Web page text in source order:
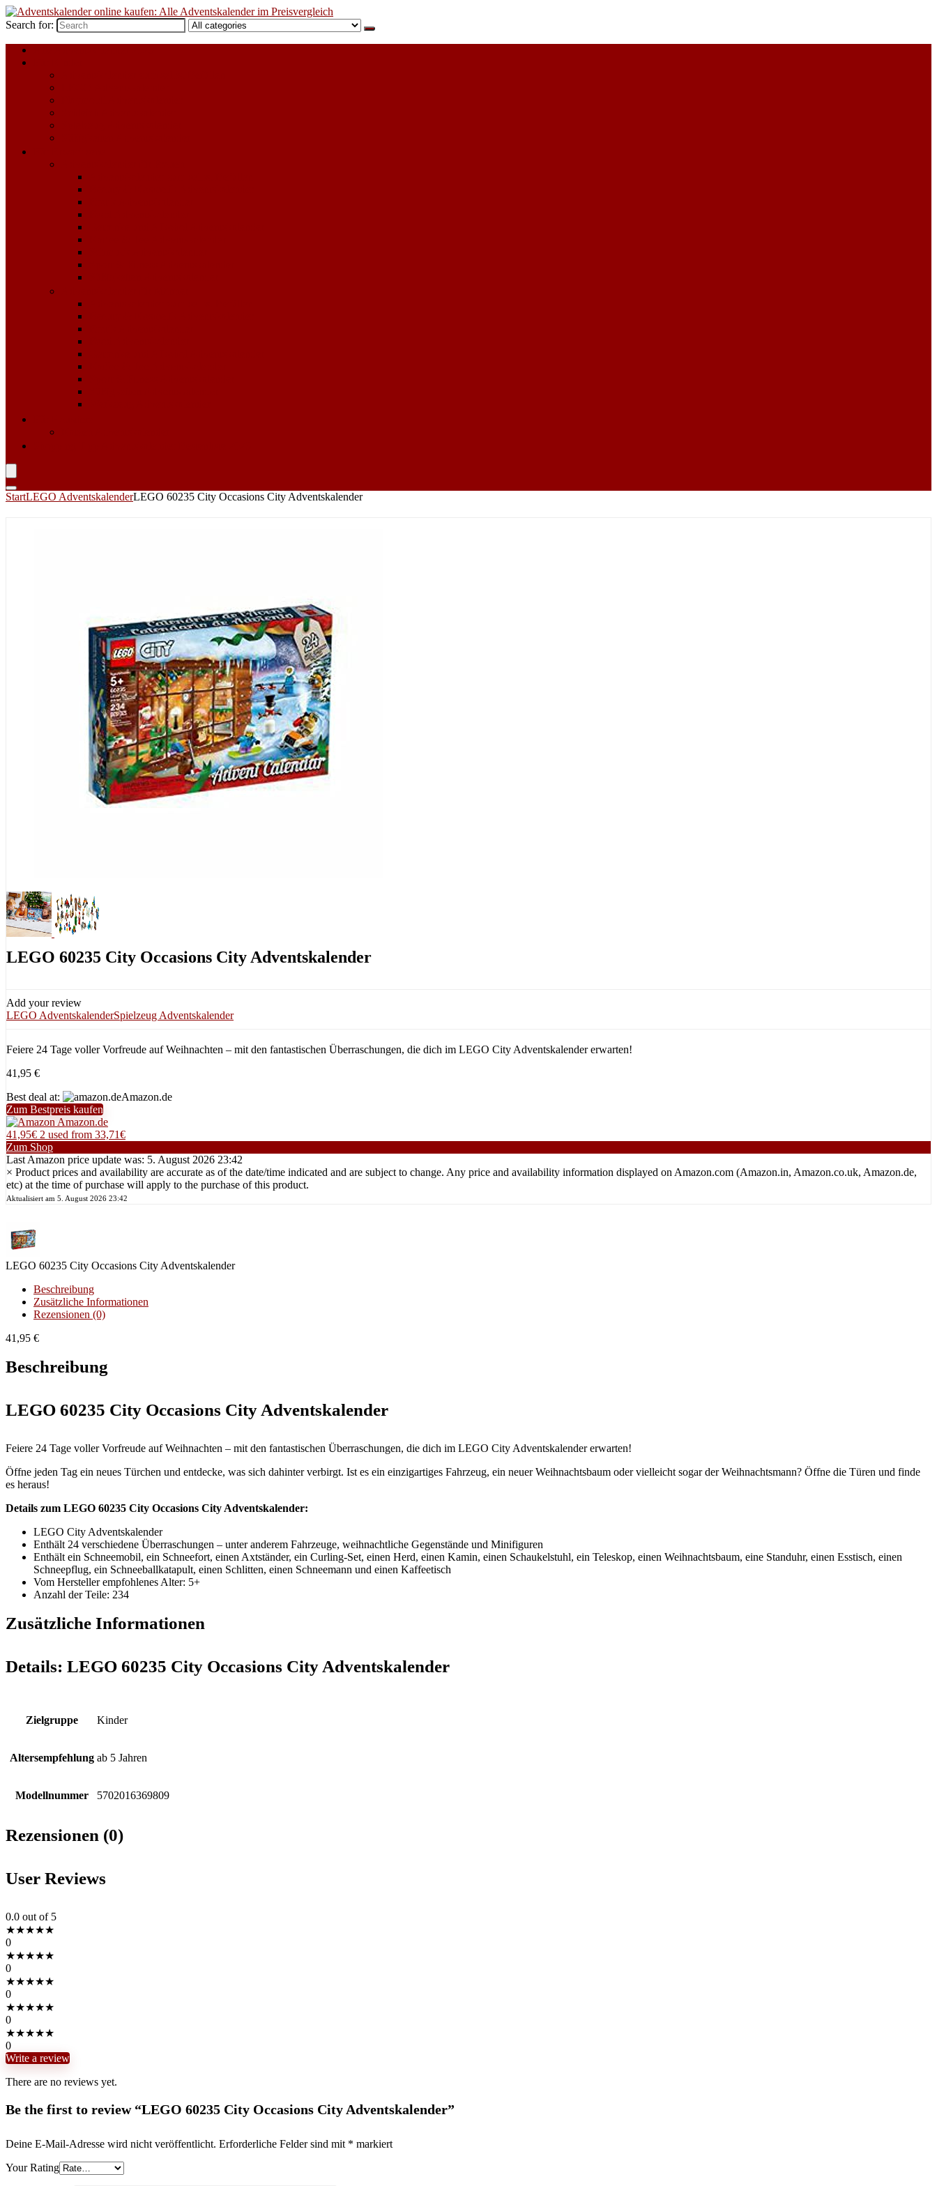
Search for:
StartLEGO AdventskalenderLEGO 60235 City Occasions City Adventskalender
LEGO 60235 City Occasions City Adventskalender
Add your review
LEGO AdventskalenderSpielzeug Adventskalender
Feiere 24 Tage voller Vorfreude auf Weihnachten – mit den fantastischen Überraschungen, die dich im LEGO City Adventskalender erwarten!
41,95 €
Best deal at:
Amazon.de
Zum Bestpreis kaufen
Amazon.de
41,95€ 2 used from 33,71€
Zum Shop
Last Amazon price update was: 5. August 2026 23:42
× Product prices and availability are accurate as of the date/time indicated and are subject to change. Any price and availability information displayed on Amazon.com (Amazon.in, Amazon.co.uk, Amazon.de,
etc) at the time of purchase will apply to the purchase of this product.
Aktualisiert am 5. August 2026 23:42
LEGO 60235 City Occasions City Adventskalender
Beschreibung
Zusätzliche Informationen
Rezensionen (0)
41,95 €
Beschreibung
LEGO 60235 City Occasions City Adventskalender
Feiere 24 Tage voller Vorfreude auf Weihnachten – mit den fantastischen Überraschungen, die dich im LEGO City Adventskalender erwarten!
Öffne jeden Tag ein neues Türchen und entdecke, was sich dahinter verbirgt. Ist es ein einzigartiges Fahrzeug, ein neuer Weihnachtsbaum oder vielleicht sogar der Weihnachtsmann? Öffne die Türen und finde
es heraus!
Details zum LEGO 60235 City Occasions City Adventskalender:
LEGO City Adventskalender
Enthält 24 verschiedene Überraschungen – unter anderem Fahrzeuge, weihnachtliche Gegenstände und Minifiguren
Enthält ein Schneemobil, ein Schneefort, einen Axtständer, ein Curling-Set, einen Herd, einen Kamin, einen Schaukelstuhl, ein Teleskop, einen Weihnachtsbaum, eine Standuhr, einen Esstisch, einen
Schneepflug, ein Schneeballkatapult, einen Schlitten, einen Schneemann und einen Kaffeetisch
Vom Hersteller empfohlenes Alter: 5+
Anzahl der Teile: 234
Zusätzliche Informationen
Details: LEGO 60235 City Occasions City Adventskalender
Zielgruppe Kinder
Altersempfehlung ab 5 Jahren
Modellnummer 5702016369809
Rezensionen (0)
User Reviews
0.0 out of 5
★★★★★
0
★★★★★
0
★★★★★
0
★★★★★
0
★★★★★
0
Write a review
There are no reviews yet.
Be the first to review “LEGO 60235 City Occasions City Adventskalender”
Deine E-Mail-Adresse wird nicht veröffentlicht. Erforderliche Felder sind mit * markiert
Your Rating